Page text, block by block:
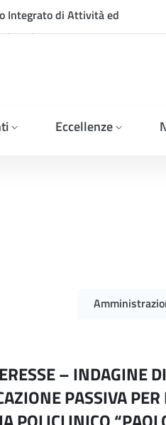
Integrato di Attività ed
Eccellenze
– INDAGINE
PASSIVA PER